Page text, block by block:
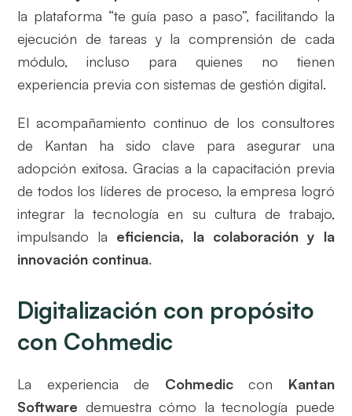
la plataforma “te guía paso a paso”, facilitando la
ejecución de tareas y la comprensión de cada
módulo, incluso para quienes no tienen
experiencia previa con sistemas de gestión digital.
El acompañamiento continuo de los consultores
de Kantan ha sido clave para asegurar una
adopción exitosa. Gracias a la capacitación previa
de todos los líderes de proceso, la empresa logró
integrar la tecnología en su cultura de trabajo,
impulsando la eficiencia, la colaboración y la
innovación continua.
Digitalización con propósito
con Cohmedic
La experiencia de Cohmediccon Kantan
Software demuestra cómo la tecnología puede